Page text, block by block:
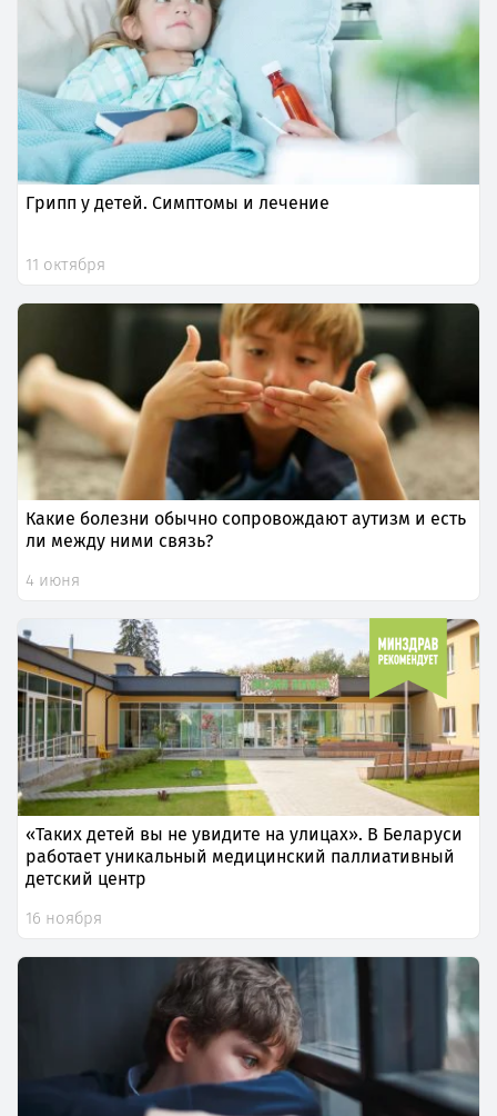
Грипп у детей. Симптомы и лечение
11 октября
Какие болезни обычно сопровождают аутизм и есть
ли между ними связь?
4 июня
«Таких детей вы не увидите на улицах». В Беларуси
работает уникальный медицинский паллиативный
детский центр
16 ноября